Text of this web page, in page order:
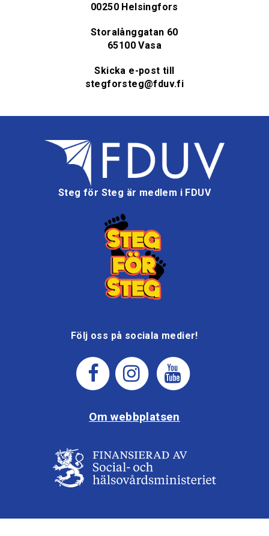
00250 Helsingfors
Storalånggatan 60
65100 Vasa
Skicka e-post till
stegforsteg@fduv.fi
Steg för Steg är medlem i FDUV
Följ oss på sociala medier!
Om webbplatsen